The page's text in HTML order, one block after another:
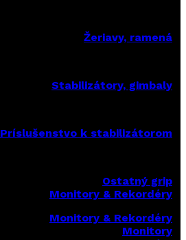
Žeriavy, ramená
Stabilizátory, gimbaly
Príslušenstvo k stabilizátorom
Ostatný grip
Monitory & Rekordéry
Monitory & Rekordéry
Monitory